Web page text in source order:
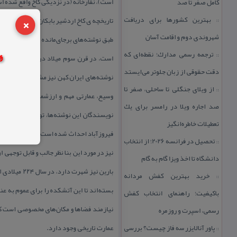
× :: بهترین كشورها برای دریافت
شهروندی دوم و اقامت آسان
:: ترجمه رسمی مدارك؛ نقطه‌ای كه
دقت حقوقی از زبان جلوتر می‌ایستد
:: از ویلای جنگلی تا ساحلی، صفر تا
صد اجاره ویلا در رامسر برای یك
تعطیلات خاطره‌انگیز
::
تحصیل در فرانسه 2026؛ از انتخاب
دانشگاه تا اخذ ویزا گام به گام
::خرید بهترین كفش مردانه
باكیفیت؛ راهنمای انتخاب كفش
رسمی، اسپرت و روزمره
:: پاور آنالایزر سه فاز چیست؟ بررسی
تاریخچه‌ ی كاخ اردشیر بابكان
طبق نوشته‌های برجای‌مانده از دوران
است، در قرن سوم میلاد در دوران
نوشته‌های ایران كهن نیز مشاهده می‌شود
وسیع، عمارتی مهم و ارزشمند را بنا
نویسندگان این نوشته‌ها، توضیحاتی قابل
فیروزآباد احداث شده است كه می‌توان
نیز در مورد این بنا نظر جالب و قابل
بارین
بسته‌اند تا این آتشكده را برای عموم به
نیازمند فضاها و مكان‌های مخصوصی است
عمارت تاریخی وجود دارد.